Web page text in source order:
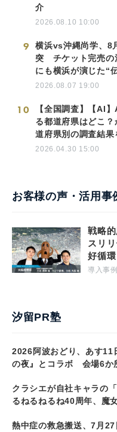
介
2026.08.10 10:00
9
横浜vs沖縄尚学、8
突 チケット完売の
にも横浜が演じた“
2026.08.07 19:00
10
【全国調査】【AI
る都道府県はどこ
道府県別の調査結果
2026.04.30 15:00
お客様の声・活用事
戦略
スリ
好循環
導入事
汐留PR塾
2026阿波おどり、あす
の夜』とコラボ 会場6か
クラシエが自社キャラの
るねるねるね40周年、魔
熱中症の救急搬送、7月